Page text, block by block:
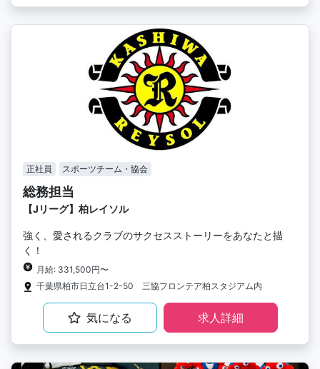
正社員 スポーツチーム・協会
総務担当
【Jリーグ】柏レイソル
強く、愛されるクラブのサクセスストーリーをあなたと描
く！
月給: 331,500円〜
千葉県柏市日立台1-2-50 三協フロンテア柏スタジアム内
気になる 求人詳細